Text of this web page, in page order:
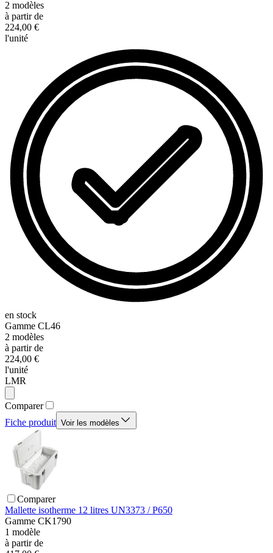
2 modèles
à partir de
224,00 €
l'unité
en stock
Gamme CL46
2 modèles
à partir de
224,00 €
l'unité
LMR
Comparer
Fiche produit Voir les modèles
Comparer
Mallette isotherme 12 litres UN3373 / P650
Gamme CK1790
1 modèle
à partir de